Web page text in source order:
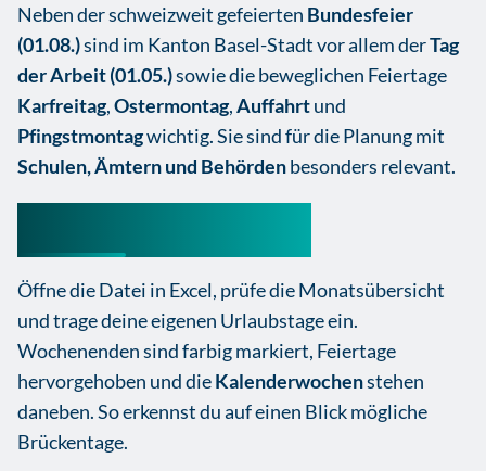
Neben der schweizweit gefeierten Bundesfeier
(01.08.)sind im Kanton Basel-Stadt vor allem derTag
der Arbeit (01.05.)sowie die beweglichen Feiertage
Karfreitag,Ostermontag,Auffahrtund
Pfingstmontagwichtig. Sie sind für die Planung mit
Schulen, Ämtern und Behördenbesonders relevant.
Öffne die Datei in Excel, prüfe die Monatsübersicht
und trage deine eigenen Urlaubstage ein.
Wochenenden sind farbig markiert, Feiertage
hervorgehoben und dieKalenderwochenstehen
daneben. So erkennst du auf einen Blick mögliche
Brückentage.